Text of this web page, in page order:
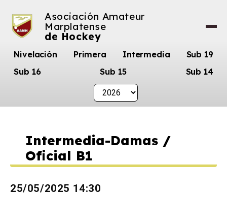
Asociación Amateur
Marplatense
de Hockey
Nivelación Primera Intermedia
Sub 19
Sub 16
Sub 15 Sub 14
Intermedia-Damas /
Oficial B1
25/05/2025 14:30